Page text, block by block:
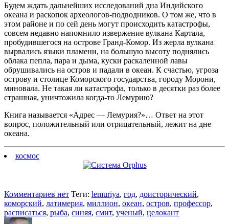
Будем ждать дальнейших исследований дна Индийского
океана и раскопок археологов-подводников. О том же, что в
этом районе и по сей день могут происходить катастрофы,
совсем недавно напомнило извержение вулкана Картала,
пробудившегося на острове Гранд-Комор. Из жерла вулкана
вырвались языки пламени, на большую высоту поднялись
облака пепла, пара и дыма, куски раскаленной лавы
обрушивались на остров и падали в океан. К счастью, угроза
острову и столице Коморского государства, городу Морони,
миновала. Не такая ли катастрофа, только в десятки раз более
страшная, уничтожила когда-то Лемурию?
Книга называется «Адрес — Лемурия?»… Ответ на этот
вопрос, положительный или отрицательный, лежит на дне
океана.
космоc
Комментариев нет Теги: lemuriya, год, доисторический,
коморский, латимерия, миллион, океан, остров, профессор,
расписаться, рыба, синяя, смит, ученый, целокант